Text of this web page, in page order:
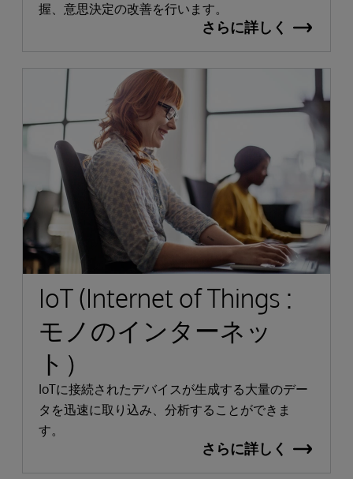
握、意思決定の改善を行います。
さらに詳しく
IoT (Internet of Things :
モノのインターネッ
ト）
IoTに接続されたデバイスが生成する大量のデー
タを迅速に取り込み、分析することができま
す。
さらに詳しく